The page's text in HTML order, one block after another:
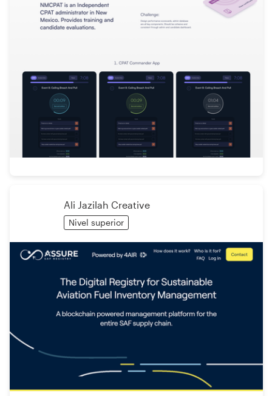
Ali Jazilah Creative
Nivel superior